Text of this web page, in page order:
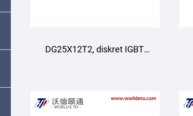
DG25X12T2, diskret IGBT,